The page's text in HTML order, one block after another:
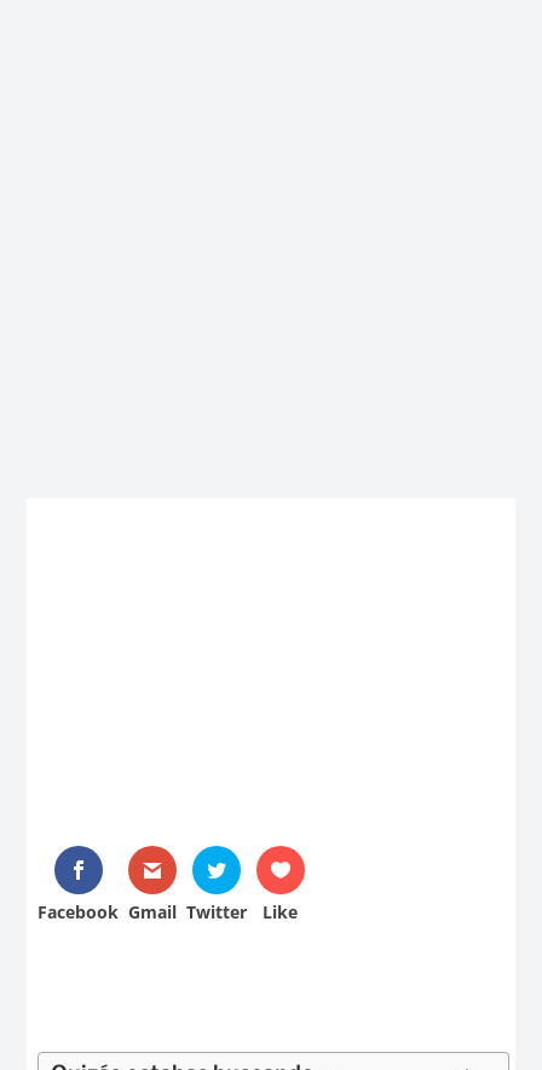
Facebook Gmail Twitter Like